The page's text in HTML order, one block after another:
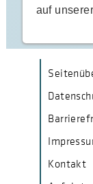
auf unserer
Kontakt